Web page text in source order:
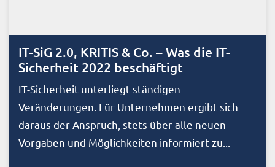
IT-SiG 2.0, KRITIS & Co. – Was die IT-
Sicherheit 2022 beschäftigt
IT-Sicherheit unterliegt ständigen
Veränderungen. Für Unternehmen ergibt sich
daraus der Anspruch, stets über alle neuen
Vorgaben und Möglichkeiten informiert zu...